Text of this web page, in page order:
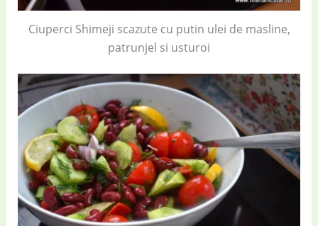
Ciuperci Shimeji scazute cu putin ulei de masline,
patrunjel si usturoi